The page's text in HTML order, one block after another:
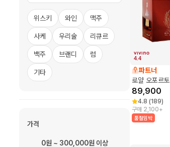
위스키 와인 맥주
사케 우리술 리큐르
백주 브랜디 럼
기타
가격
0원 ~ 300,000원 이상
4.4
파트너
로얄 오포르
89,900
4.8 (189)
구매 2,100+
품절임박